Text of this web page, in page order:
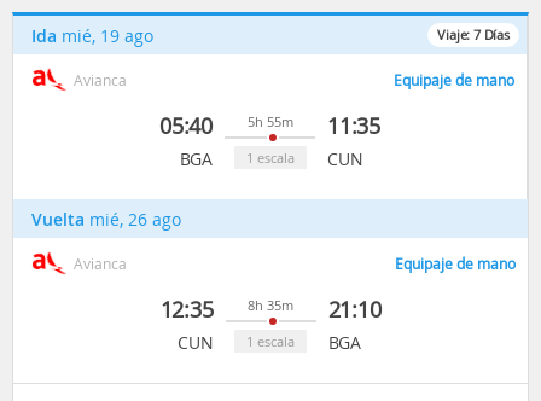
Viaje: 7 Días
Ida mié, 19 ago
Avianca Equipaje de mano
05:40
BGA
5h 55m
1 escala
11:35
CUN
Vuelta mié, 26 ago
Avianca Equipaje de mano
12:35
CUN
8h 35m
1 escala
21:10
BGA